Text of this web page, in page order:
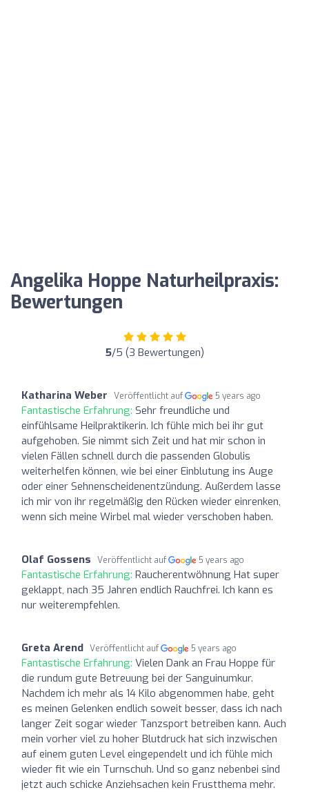
Angelika Hoppe Naturheilpraxis:
Bewertungen
5/5 (3 Bewertungen)
Katharina Weber Veröffentlicht auf 5 years ago
Fantastische Erfahrung: Sehr freundliche und
einfühlsame Heilpraktikerin. Ich fühle mich bei ihr gut
aufgehoben. Sie nimmt sich Zeit und hat mir schon in
vielen Fällen schnell durch die passenden Globulis
weiterhelfen können, wie bei einer Einblutung ins Auge
oder einer Sehnenscheidenentzündung. Außerdem lasse
ich mir von ihr regelmäßig den Rücken wieder einrenken,
wenn sich meine Wirbel mal wieder verschoben haben.
Olaf Gossens Veröffentlicht auf 5 years ago
Fantastische Erfahrung: Raucherentwöhnung Hat super
geklappt, nach 35 Jahren endlich Rauchfrei. Ich kann es
nur weiterempfehlen.
Greta Arend Veröffentlicht auf 5 years ago
Fantastische Erfahrung: Vielen Dank an Frau Hoppe für
die rundum gute Betreuung bei der Sanguinumkur.
Nachdem ich mehr als 14 Kilo abgenommen habe, geht
es meinen Gelenken endlich soweit besser, dass ich nach
langer Zeit sogar wieder Tanzsport betreiben kann. Auch
mein vorher viel zu hoher Blutdruck hat sich inzwischen
auf einem guten Level eingependelt und ich fühle mich
wieder fit wie ein Turnschuh. Und so ganz nebenbei sind
jetzt auch schicke Anziehsachen kein Frustthema mehr.